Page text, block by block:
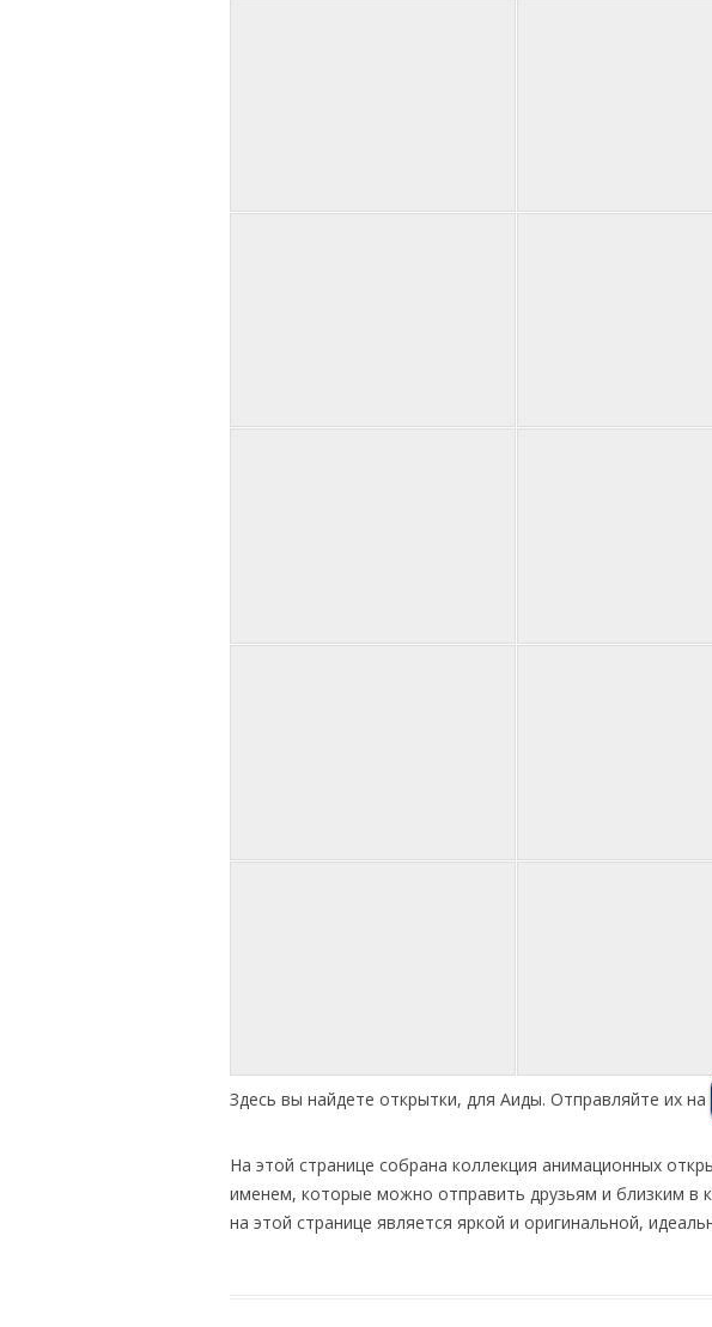
Здесь вы найдете открытки, для Аиды. Отправляйте их на
На этой странице собрана коллекция анимационных
именем, которые можно отправить друзьям и близким в
на этой странице является яркой и оригинальной,